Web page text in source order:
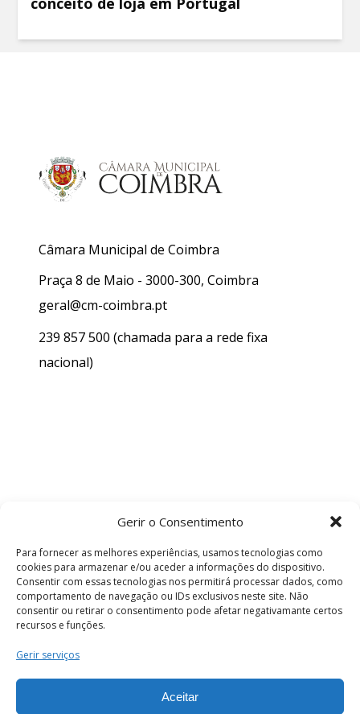
Gerir o Consentimento
Para fornecer as melhores experiências, usamos tecnologias como
cookies para armazenar e/ou aceder a informações do dispositivo.
Consentir com essas tecnologias nos permitirá processar dados, como
comportamento de navegação ou IDs exclusivos neste site. Não
consentir ou retirar o consentimento pode afetar negativamante certos
recursos e funções.
Gerir serviços
Aceitar
Câmara Municipal de Coimbra
Praça 8 de Maio - 3000-300, Coimbra
geral@cm-coimbra.pt
239 857 500 (chamada para a rede fixa
nacional)
Termos e Condições